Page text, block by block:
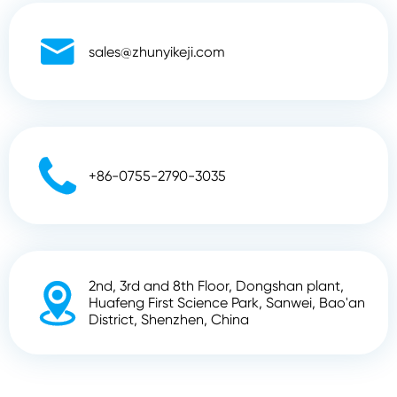
 sales@zhunyikeji.com
 +86-0755-2790-3035

2nd, 3rd and 8th Floor, Dongshan plant,
Huafeng First Science Park, Sanwei, Bao'an
District, Shenzhen, China